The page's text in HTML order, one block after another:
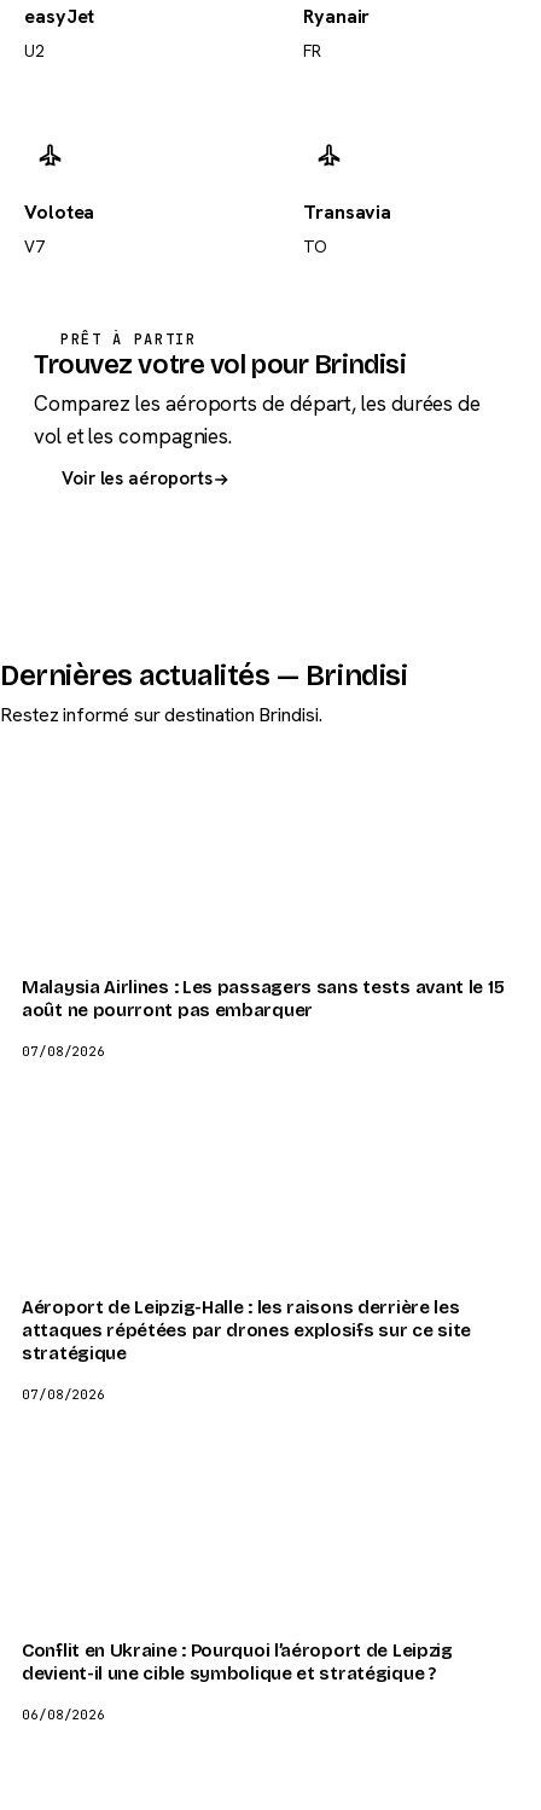
easyJet
U2
Ryanair
FR
Volotea
V7
Transavia
TO
PRÊT À PARTIR
Trouvez votre vol pour Brindisi
Comparez les aéroports de départ, les durées de
vol et les compagnies.
Voir les aéroports
Dernières actualités — Brindisi
Restez informé sur destination Brindisi.
Malaysia Airlines : Les passagers sans tests avant le 15
août ne pourront pas embarquer
07/08/2026
Aéroport de Leipzig-Halle : les raisons derrière les
attaques répétées par drones explosifs sur ce site
stratégique
07/08/2026
Conflit en Ukraine : Pourquoi l’aéroport de Leipzig
devient-il une cible symbolique et stratégique ?
06/08/2026